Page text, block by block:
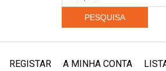
REGISTAR A MINHA CONTA